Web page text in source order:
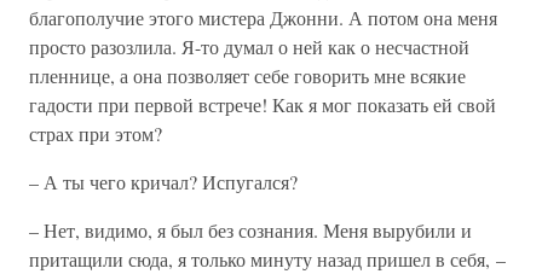
благополучие этого мистера Джонни. А потом она меня
просто разозлила. Я-то думал о ней как о несчастной
пленнице, а она позволяет себе говорить мне всякие
гадости при первой встрече! Как я мог показать ей свой
страх при этом?
– А ты чего кричал? Испугался?
– Нет, видимо, я был без сознания. Меня вырубили и
притащили сюда, я только минуту назад пришел в себя, –